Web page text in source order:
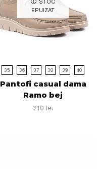
EPUIZAT
35 36 37 38 39 40
Pantofi casual dama
Ramo bej
210 lei